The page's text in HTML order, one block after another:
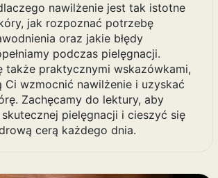
nawilżenie jest tak istotne
jak rozpoznać potrzebę
oraz jakie błędy
podczas pielęgnacji.
także praktycznymi wskazówkami,
Ci wzmocnić nawilżenie i uzyskać
Zachęcamy do lektury, aby
pielęgnacji i cieszyć się
cerą każdego dnia.